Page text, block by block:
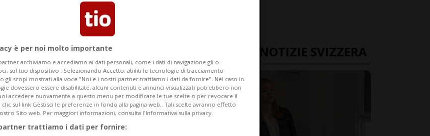
ULTIME NOTIZIE SVIZZERA
è per noi molto importante
archiviamo e accediamo ai dati personali, come i dati di navigazione gli o
sul tuo dispositivo . Selezionando Accetto, abiliti le tecnologie di tracciamento
gli scopi mostrati alla voce "Noi e i nostri partner trattiamo i dati da fornire". Nel caso in
dovessero essere disabilitate, alcuni contenuti e annunci visualizzati potrebbero non
accedere nuovamente a questo menu per modificare le tue scelte o per revocare il
sul link Gestisci le preferenze in fondo alla pagina web.. Tali scelte avranno effetto
Sito web. Per maggiori informazioni, consulta l'Informativa sulla privacy.
trattiamo i dati per fornire: